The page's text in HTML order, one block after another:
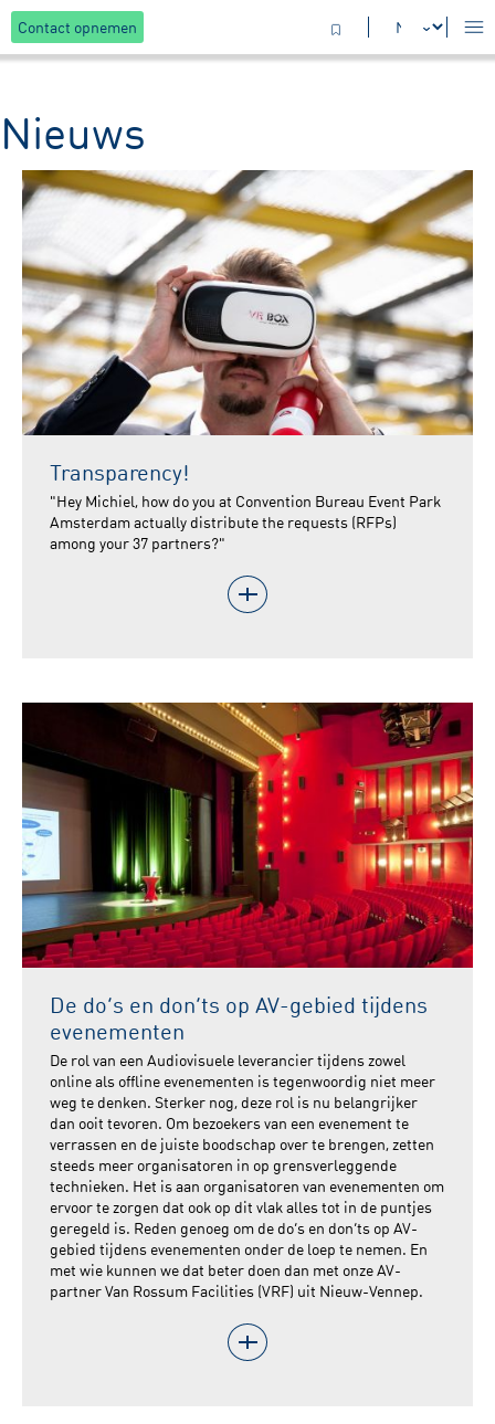
Contact opnemen
Nieuws
Transparency!
"Hey Michiel, how do you at Convention Bureau Event Park
Amsterdam actually distribute the requests (RFPs)
among your 37 partners?"
De do’s en don’ts op AV-gebied tijdens
evenementen
De rol van een Audiovisuele leverancier tijdens zowel
online als offline evenementen is tegenwoordig niet meer
weg te denken. Sterker nog, deze rol is nu belangrijker
dan ooit tevoren. Om bezoekers van een evenement te
verrassen en de juiste boodschap over te brengen, zetten
steeds meer organisatoren in op grensverleggende
technieken. Het is aan organisatoren van evenementen om
ervoor te zorgen dat ook op dit vlak alles tot in de puntjes
geregeld is. Reden genoeg om de do’s en don’ts op AV-
gebied tijdens evenementen onder de loep te nemen. En
met wie kunnen we dat beter doen dan met onze AV-
partner Van Rossum Facilities (VRF) uit Nieuw-Vennep.